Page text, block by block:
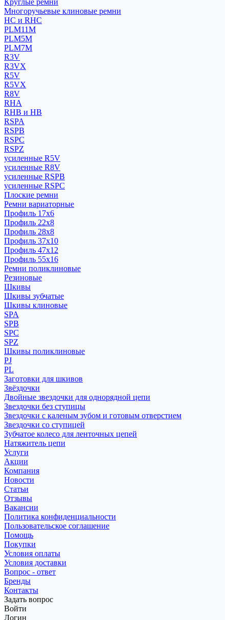
Круглые ремни
Многоручьевые клиновые ремни
HC и RHC
PLM11M
PLM5M
PLM7M
R3V
R3VX
R5V
R5VX
R8V
RHA
RHB и HB
RSPA
RSPB
RSPC
RSPZ
усиленные R5V
усиленные R8V
усиленные RSPB
усиленные RSPC
Плоские ремни
Ремни вариаторные
Профиль 17x6
Профиль 22x8
Профиль 28x8
Профиль 37x10
Профиль 47x12
Профиль 55x16
Ремни поликлиновые
Резиновые
Шкивы
Шкивы зубчатые
Шкивы клиновые
SPA
SPB
SPC
SPZ
Шкивы поликлиновые
PJ
PL
Заготовки для шкивов
Звёздочки
Двойные звездочки для однорядной цепи
Звездочки без ступицы
Звездочки с каленым зубом и готовым отверстием
Звездочки со ступицей
Зубчатое колесо для ленточных цепей
Натяжитель цепи
Услуги
Акции
Компания
Новости
Статьи
Отзывы
Вакансии
Политика конфиденциальности
Пользовательское соглашение
Помощь
Покупки
Условия оплаты
Условия доставки
Вопрос - ответ
Бренды
Контакты
Задать вопрос
Войти
Логин